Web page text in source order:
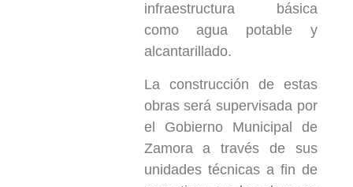
infraestructura básica
como agua potable y
alcantarillado.
La construcción de estas
obras será supervisada por
el Gobierno Municipal de
Zamora a través de sus
unidades técnicas a fin de